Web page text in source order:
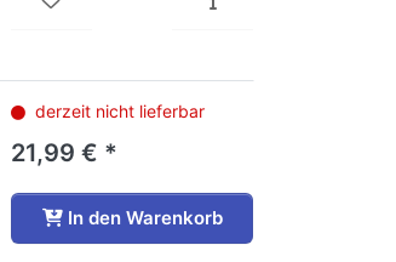
derzeit nicht lieferbar
21,99 € *
In den Warenkorb